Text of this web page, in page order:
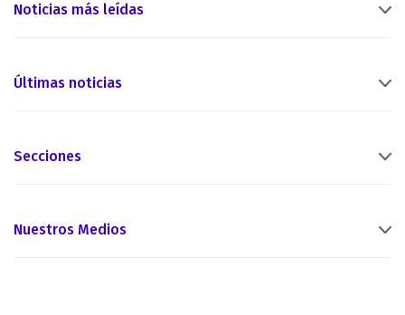
Noticias más leídas
Últimas noticias
Secciones
Nuestros Medios